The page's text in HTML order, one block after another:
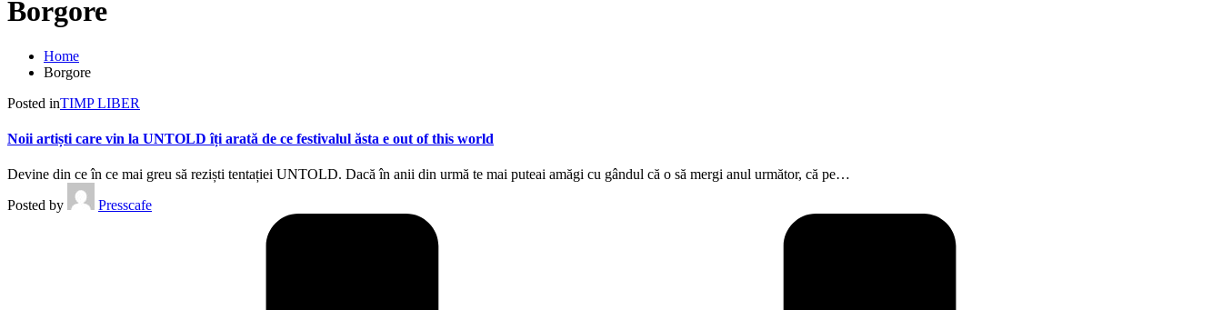
Borgore
Home
Borgore
Posted inTIMP LIBER
Noii artiști care vin la UNTOLD îți arată de ce festivalul ăsta e out of this world
Devine din ce în ce mai greu să reziști tentației UNTOLD. Dacă în anii din urmă te mai puteai amăgi cu gândul că o să mergi anul următor, că pe…
Posted by
Presscafe